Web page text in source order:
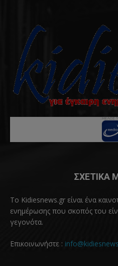
ΣΧΕΤΙΚΑ
Το Kidiesnews.gr είναι ένα
ενημέρωσης που σκοπός του
γεγονότα.
Επικοινωνήστε :